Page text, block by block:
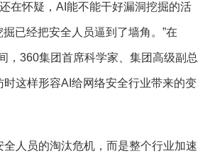
在怀疑，AI能不能干好漏洞挖掘的活
已经把安全人员逼到了墙角。”在
，360集团首席科学家、集团高级副总
时这样形容AI给网络安全行业带来的变
人员的淘汰危机，而是整个行业加速